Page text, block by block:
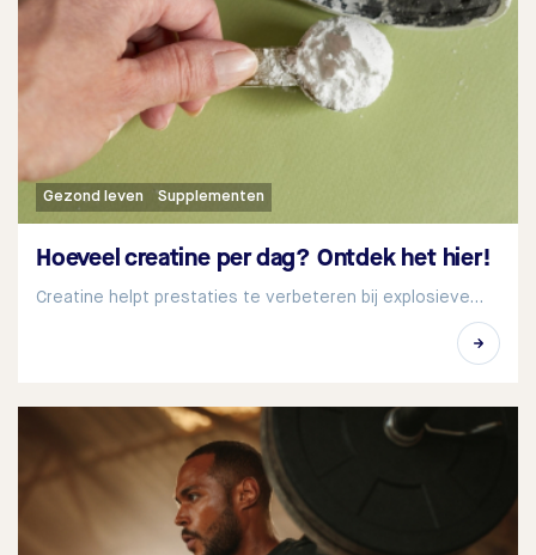
Gezond leven Supplementen
Hoeveel creatine per dag? Ontdek het hier!
Creatine helpt prestaties te verbeteren bij explosieve…